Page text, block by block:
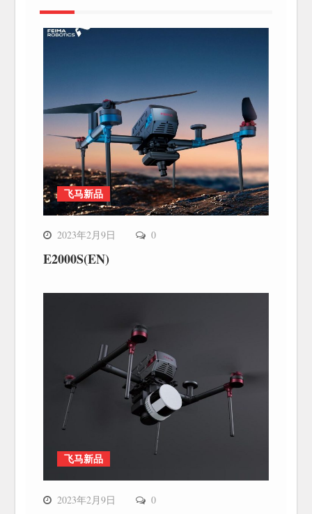
飞马新品
2023年2月9日 0
E2000S(EN)
飞马新品
2023年2月9日 0